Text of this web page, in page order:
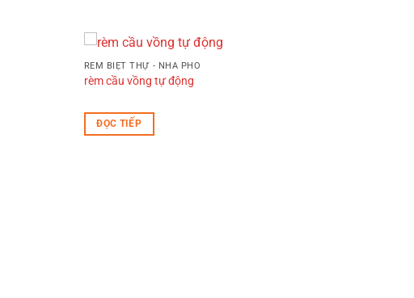
RÈM BIỆT THỰ - NHÀ PHỐ
rèm cầu vồng tự động
ĐỌC TIẾP